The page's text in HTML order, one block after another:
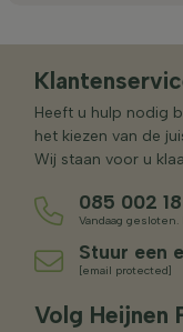
Heeft u hulp nodig
het kiezen van de
Wij staan voor u
085 002
Vandaag
Stuur een
[email protected]
Volg Heijnen